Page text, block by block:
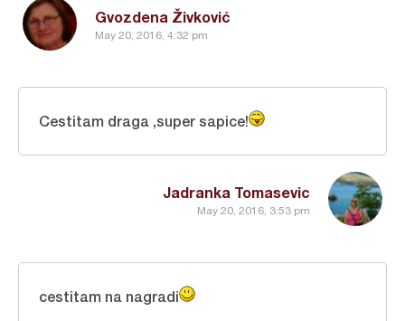
Gvozdena Živković
May 20, 2016, 4:32 pm
Jadranka Tomasevic
May 20, 2016, 3:53 pm
Cestitam draga ,super sapice!
cestitam na nagradi